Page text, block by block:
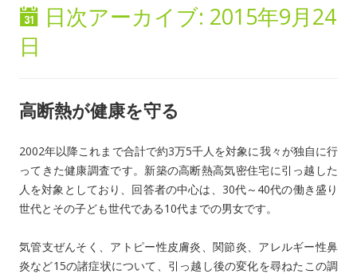
日次アーカイブ: 2015年9月24
日
高断熱が健康を守る
2002年以降これまで合計で約3万5千人を対象に我々が独自に行
ってきた健康調査です。新築の高断熱高気密住宅に引っ越した
人を対象としており、回答者の中心は、30代～40代の働き盛り
世代とその子ども世代である10代までの男女です。
気管支ぜんそく、アトピー性皮膚炎、関節炎、アレルギー性鼻
炎など15の諸症状について、引っ越し後の変化を尋ねたこの調